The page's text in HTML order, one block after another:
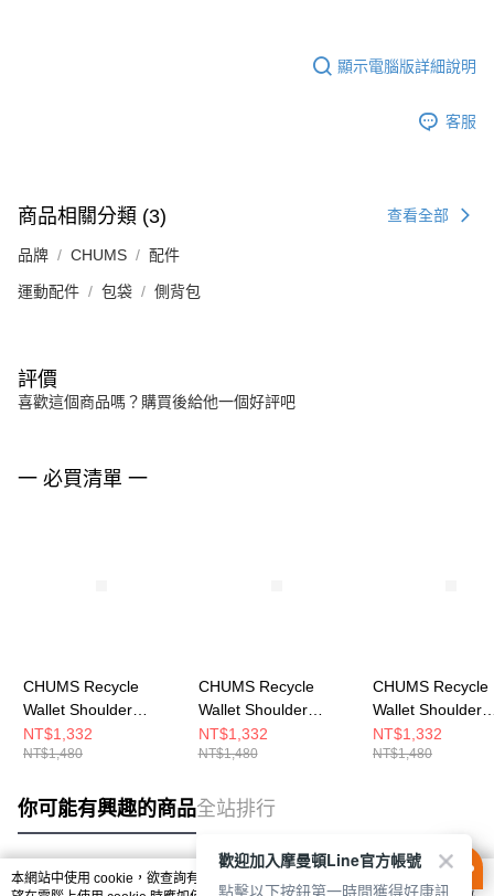
顯示電腦版詳細說明
客服
商品相關分類 (3) 查看全部
品牌 CHUMS 配件
運動配件 包袋 側背包
評價
喜歡這個商品嗎？購買後給他一個好評吧
一 必買清單 一
CHUMS Recycle
Wallet Shoulder
Pouch兩用肩背包 黑色
CH604094K001
NT$1,332
NT$1,480
CHUMS Recycle
Wallet Shoulder
Pouch兩用肩背包 粉紅
CH604094R018
NT$1,332
NT$1,480
CHUMS Recycle
Wallet Shoulder
Pouch兩用肩背包
Circus
NT$1,332
NT$1,480
你可能有興趣的商品全站排行
本網站中使用 cookie，欲查詢有關本網站使用 cookie 方式之詳情，及若您不希
歡迎加入摩曼頓Line官方帳號
點擊以下按鈕第一時間獲得好康訊